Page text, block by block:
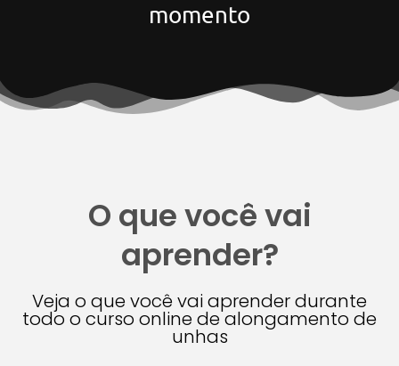
momento
O que você vai
aprender?
Veja o que você vai aprender durante
todo o curso online de alongamento de
unhas